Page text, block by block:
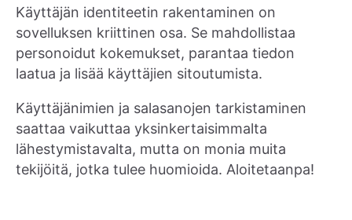
Käyttäjän identiteetin rakentaminen on
sovelluksen kriittinen osa. Se mahdollistaa
personoidut kokemukset, parantaa tiedon
laatua ja lisää käyttäjien sitoutumista.
Käyttäjänimien ja salasanojen tarkistaminen
saattaa vaikuttaa yksinkertaisimmalta
lähestymistavalta, mutta on monia muita
tekijöitä, jotka tulee huomioida. Aloitetaanpa!